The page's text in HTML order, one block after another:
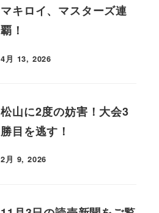
マキロイ、マスターズ連
覇！
4月 13, 2026
松山に2度の妨害！大会3
勝目を逃す！
2月 9, 2026